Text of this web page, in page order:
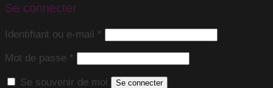
Se connecter
Identifiant ou e-mail * Obligatoire
Mot de passe *
Se souvenir de moi Se connecter